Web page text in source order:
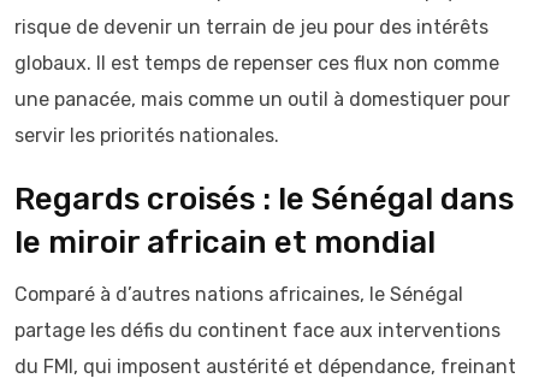
risque de devenir un terrain de jeu pour des intérêts
globaux. Il est temps de repenser ces flux non comme
une panacée, mais comme un outil à domestiquer pour
servir les priorités nationales.
Regards croisés : le Sénégal dans
le miroir africain et mondial
Comparé à d’autres nations africaines, le Sénégal
partage les défis du continent face aux interventions
du FMI, qui imposent austérité et dépendance, freinant